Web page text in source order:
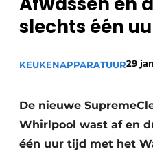
Nieuwsbrief
Podcasts
Vacature aanmelden
slechts één
KEUKENAPPARATUUR29
De nieuwe
Whirlpool wast af en
één uur tijd met het